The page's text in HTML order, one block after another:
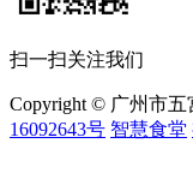
扫一扫关注我们
Copyright © 广州市
16092643号 智慧食堂